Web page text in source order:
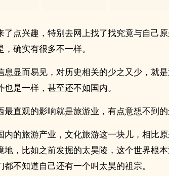
了点兴趣，特别去网上找了找究竟与自己
确实有很多不一样。
息显而易见，对历史相关的少之又少，就
也是一样，甚至还不如国内。
最直观的影响就是旅游业，有点意想不到的
内的旅游产业，文化旅游这一块儿，相比
地，比如之前发掘的太昊陵，这个世界根
都不知道自己还有一个叫太昊的祖宗。